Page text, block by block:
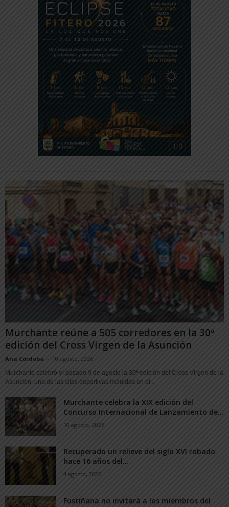
Murchante reúne a 505 corredores en la 30ª
edición del Cross Virgen de la Asunción
Ana Córdoba - 10 agosto, 2026
Murchante celebró el pasado 9 de agosto la 30ª edición del Cross Virgen de la
Asunción, una de las citas deportivas incluidas en el...
Murchante celebra la XIX edición del
Concurso Internacional de Lanzamiento de...
10 agosto, 2026
Recuperado un relieve del siglo XVI robado
hace 16 años del...
4 agosto, 2026
Fustiñana no invitará a los miembros del